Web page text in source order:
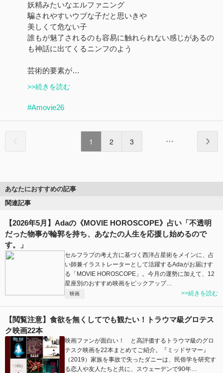
妖精みたいなエルファニング
騙されやすいウブな子だと思いきや
美しくて危ない子
誰もが魅了されるのも容易に触れられない感じがあるの
も神話に出てくるニンフのよう
芸術的要素が…
>>続きを読む
#Amovie26
1 2 3
あなたにおすすめの記事
関連記事
【2026年5月】Adaの《MOVIE HOROSCOPE》占い「不透明
だった物事が輪郭を持ち、あなたの人生を応援し始めるので
す。」
セルフラブの考え方に基づく西洋占星術をメインに、占
い師兼イラストレーターとして活躍するAdaがお届けす
る「MOVIE HOROSCOPE」。今月の運勢に加えて、12
星座別のおすすめ映画をピックアップ…
映画 >>続きを読む
【閲覧注意】食欲を無くしてでも観たい！トラウマ級グロテス
ク映画22本
映画ファンが面白い！ と高評価するトラウマ級のグロ
テスク映画を22本まとめてご紹介。『ミッドサマー』
（2019）家族を事故で失ったダニーは、民俗学を研究す
る恋人や友人たちと共に、スウェーデンで90年…